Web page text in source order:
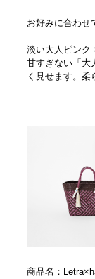
お好みに合わせ
淡い大人ピンク
甘すぎない「大
く見せます。柔
商品名：